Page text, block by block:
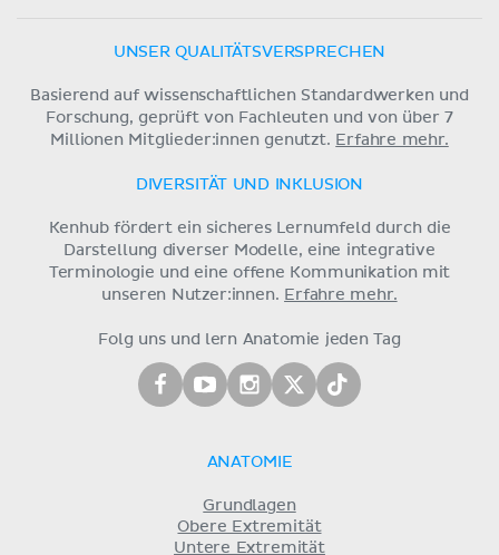
UNSER QUALITÄTSVERSPRECHEN
Basierend auf wissenschaftlichen Standardwerken und
Forschung, geprüft von Fachleuten und von über 7
Millionen Mitglieder:innen genutzt. Erfahre mehr.
DIVERSITÄT UND INKLUSION
Kenhub fördert ein sicheres Lernumfeld durch die
Darstellung diverser Modelle, eine integrative
Terminologie und eine offene Kommunikation mit
unseren Nutzer:innen. Erfahre mehr.
Folg uns und lern Anatomie jeden Tag
ANATOMIE
Grundlagen
Obere Extremität
Untere Extremität